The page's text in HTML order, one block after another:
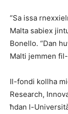
“Sa issa
Malta sabiex
Bonello. “Dan
Malti jemmen
Il-fondi kollha
Research,
ħdan l-